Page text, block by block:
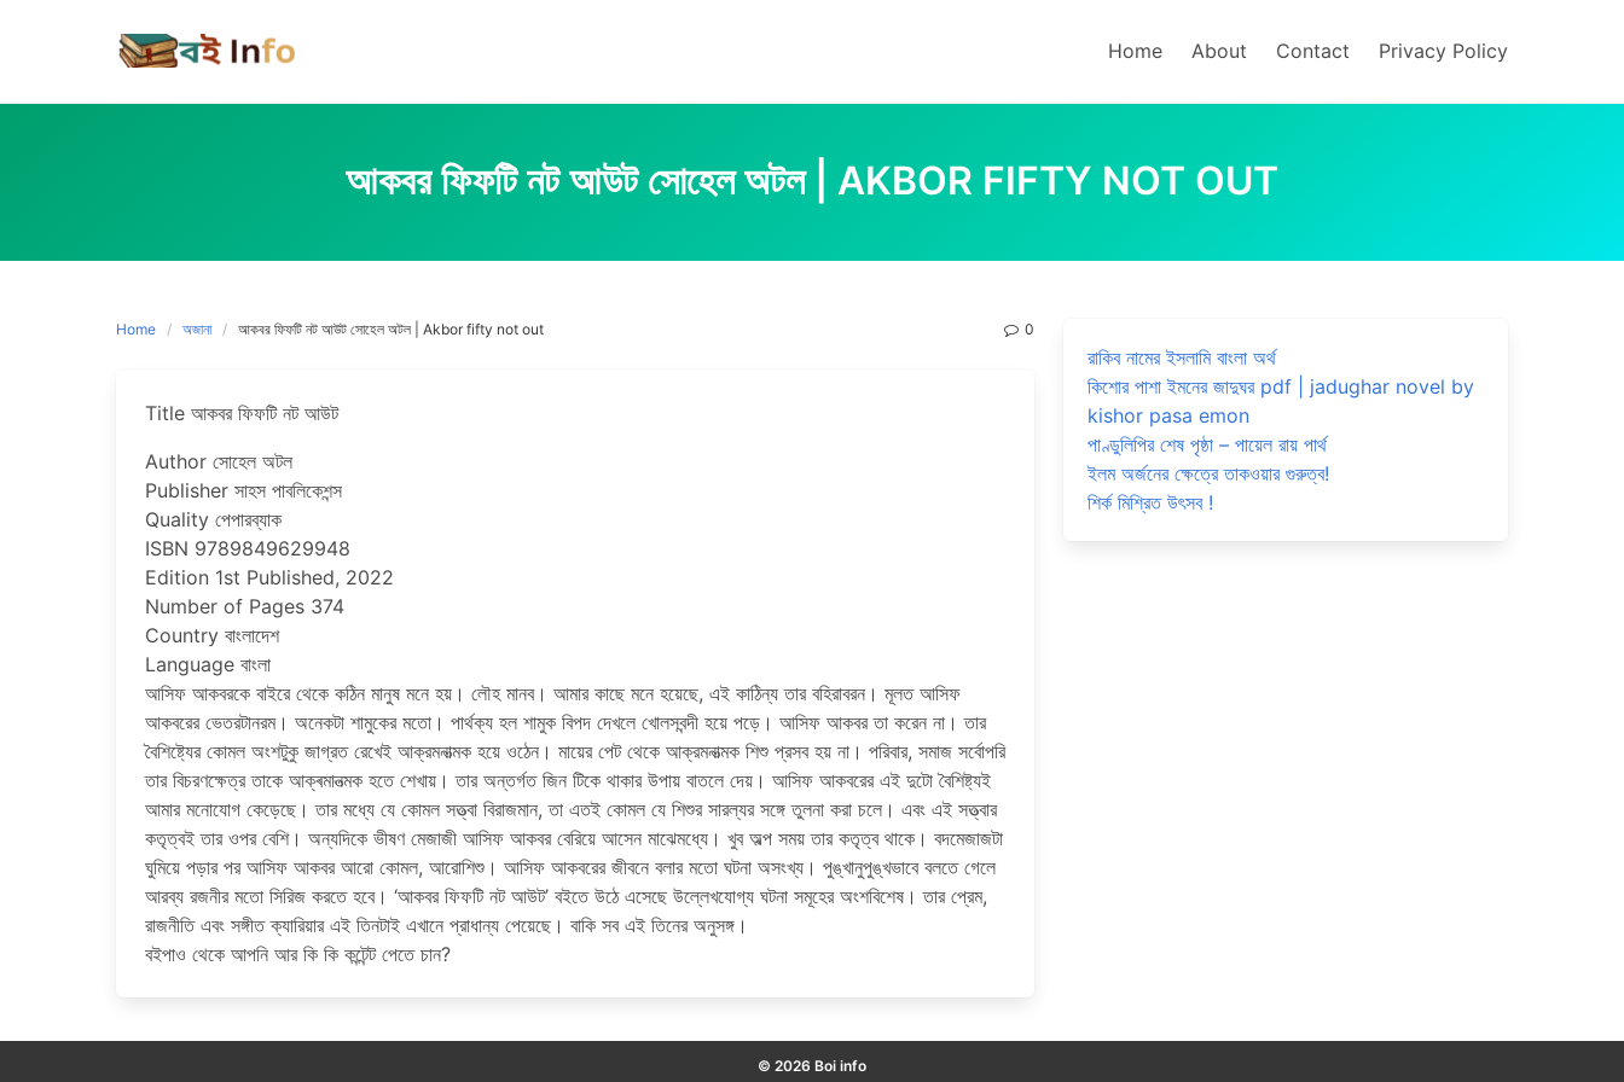
Home About Contact Privacy Policy
আকবর ফিফটি নট আউট সোহেল অটল | AKBOR FIFTY NOT OUT
Home অজানা আকবর ফিফটি নট আউট সোহেল অটল | Akbor fifty not out 0
Title আকবর ফিফটি নট আউট
Author সোহেল অটল
Publisher সাহস পাবলিকেশন্স
Quality পেপারব্যাক
ISBN 9789849629948
Edition 1st Published, 2022
Number of Pages 374
Country বাংলাদেশ
Language বাংলা
আসিফ আকবরকে বাইরে থেকে কঠিন মানুষ মনে হয়। লৌহ মানব। আমার কাছে মনে হয়েছে, এই কাঠিন্য তার বহিরাবরন। মূলত আসিফ
আকবরের ভেতরটানরম। অনেকটা শামুকের মতাে। পার্থক্য হল শামুক বিপদ দেখলে খােলসবন্দী হয়ে পড়ে। আসিফ আকবর তা করেন না। তার
বৈশিষ্ট্যের কোমল অংশটুকু জাগ্রত রেখেই আক্রমনাত্মক হয়ে ওঠেন। মায়ের পেট থেকে আক্রমনাত্মক শিশু প্রসব হয় না। পরিবার, সমাজ সর্বোপরি
তার বিচরণক্ষেত্র তাকে আক্ৰমানত্মক হতে শেখায়। তার অন্তর্গত জিন টিকে থাকার উপায় বাতলে দেয়। আসিফ আকবরের এই দুটো বৈশিষ্ট্যই
আমার মনােযােগ কেড়েছে। তার মধ্যে যে কোমল সত্ত্বা বিরাজমান, তা এতই কোমল যে শিশুর সারল্যর সঙ্গে তুলনা করা চলে। এবং এই সত্ত্বার
কতৃত্বই তার ওপর বেশি। অন্যদিকে ভীষণ মেজাজী আসিফ আকবর বেরিয়ে আসেন মাঝেমধ্যে। খুব অল্প সময় তার কতৃত্ব থাকে। বদমেজাজটা
ঘুমিয়ে পড়ার পর আসিফ আকবর আরাে কোমল, আরােশিশু। আসিফ আকবরের জীবনে বলার মতাে ঘটনা অসংখ্য। পুঙ্খানুপুঙ্খভাবে বলতে গেলে
আরব্য রজনীর মতাে সিরিজ করতে হবে। ‘আকবর ফিফটি নট আউট’ বইতে উঠে এসেছে উল্লেখযােগ্য ঘটনা সমূহের অংশবিশেষ। তার প্রেম,
রাজনীতি এবং সঙ্গীত ক্যারিয়ার এই তিনটাই এখানে প্রাধান্য পেয়েছে। বাকি সব এই তিনের অনুসঙ্গ।
বইপাও থেকে আপনি আর কি কি কন্টেন্ট পেতে চান?
রাকিব নামের ইসলামি বাংলা অর্থ
কিশোর পাশা ইমনের জাদুঘর pdf | jadughar novel by
kishor pasa emon
পাণ্ডুলিপির শেষ পৃষ্ঠা – পায়েল রায় পার্থ
ইলম অর্জনের ক্ষেত্রে তাকওয়ার গুরুত্ব!
শির্ক মিশ্রিত উৎসব !
© 2026 Boi info